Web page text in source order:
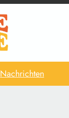
Nachrichten